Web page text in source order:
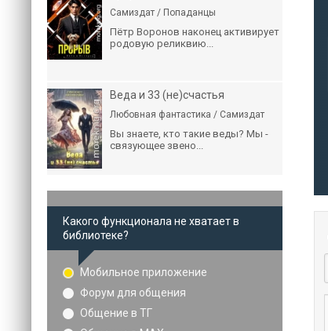
Самиздат / Попаданцы
Пётр Воронов наконец активирует
родовую реликвию...
Веда и 33 (не)счастья
Любовная фантастика / Самиздат
Вы знаете, кто такие веды? Мы -
связующее звено...
Какого функционала не хватает в
библиотеке?
Мобильное приложение
Форум для общения
Общение в ТГ